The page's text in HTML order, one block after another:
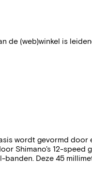
de (web)winkel is
wordt gevormd
Shimano's 12-speed
Deze 45